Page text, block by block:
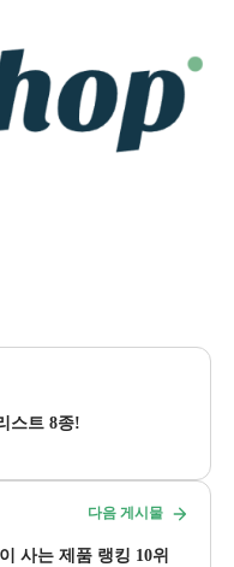
스트 8종!
다음 게시물
사는 제품 랭킹 10위